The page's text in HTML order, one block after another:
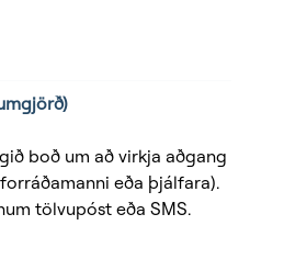
boð um að virkja aðgang
eða þjálfara).
tölvupóst eða SMS.